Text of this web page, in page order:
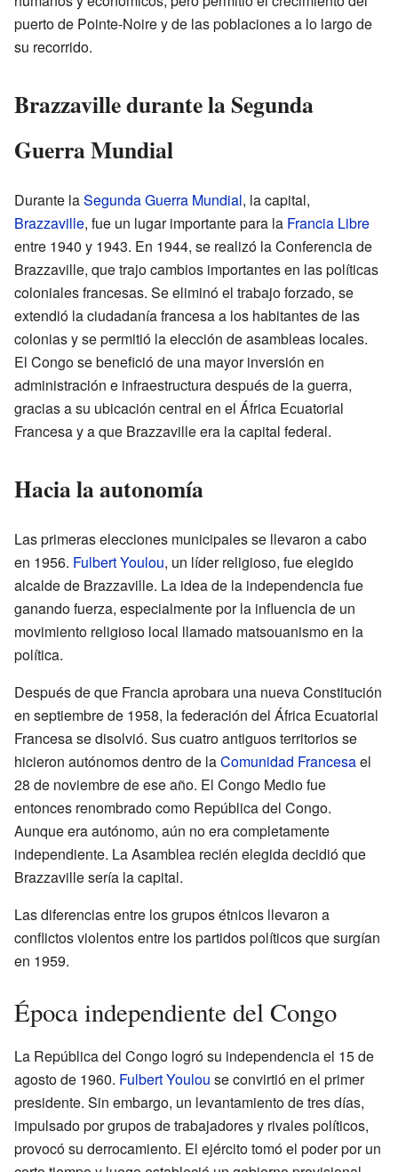
puerto de Pointe-Noire y de las poblaciones a lo largo de
su recorrido.
Brazzaville durante la Segunda
Guerra Mundial
Durante laSegunda Guerra Mundial, la capital,
Brazzaville, fue un lugar importante para la Francia Libre
entre 1940 y 1943. En 1944, se realizó la Conferencia de
Brazzaville, que trajo cambios importantes en las políticas
coloniales francesas. Se eliminó el trabajo forzado, se
extendió la ciudadanía francesa a los habitantes de las
colonias y se permitió la elección de asambleas locales.
El Congo se benefició de una mayor inversión en
administración e infraestructura después de la guerra,
gracias a su ubicación central en el África Ecuatorial
Francesa y a que Brazzaville era la capital federal.
Hacia la autonomía
Las primeras elecciones municipales se llevaron a cabo
en 1956. Fulbert Youlou, un líder religioso, fue elegido
alcalde de Brazzaville. La idea de la independencia fue
ganando fuerza, especialmente por la influencia de un
movimiento religioso local llamado matsouanismo en la
política.
Después de que Francia aprobara una nueva Constitución
en septiembre de 1958, la federación del África Ecuatorial
Francesa se disolvió. Sus cuatro antiguos territorios se
hicieron autónomos dentro de laComunidad Francesael
28 de noviembre de ese año. El Congo Medio fue
entonces renombrado como República del Congo.
Aunque era autónomo, aún no era completamente
independiente. La Asamblea recién elegida decidió que
Brazzaville sería la capital.
Las diferencias entre los grupos étnicos llevaron a
conflictos violentos entre los partidos políticos que surgían
en 1959.
Época independiente del Congo
La República del Congo logró su independencia el 15 de
agosto de 1960. Fulbert Youlou se convirtió en el primer
presidente. Sin embargo, un levantamiento de tres días,
impulsado por grupos de trabajadores y rivales políticos,
provocó su derrocamiento. El ejército tomó el poder por un